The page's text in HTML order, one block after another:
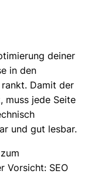
deiner
in den
Damit der
muss jede Seite
und gut lesbar.
Vorsicht: SEO